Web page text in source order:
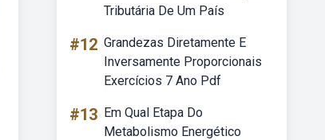
Tributária De Um País
#12 Grandezas Diretamente E
Inversamente Proporcionais
Exercícios 7 Ano Pdf
#13 Em Qual Etapa Do
Metabolismo Energético